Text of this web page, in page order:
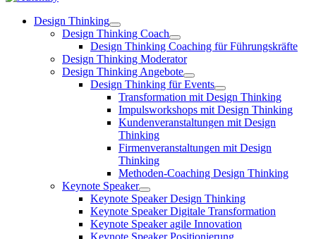
Design Thinking
Design Thinking Coach
Design Thinking Coaching für Führungskräfte
Design Thinking Moderator
Design Thinking Angebote
Design Thinking für Events
Transformation mit Design Thinking
Impulsworkshops mit Design Thinking
Kundenveranstaltungen mit Design
Thinking
Firmenveranstaltungen mit Design
Thinking
Methoden-Coaching Design Thinking
Keynote Speaker
Keynote Speaker Design Thinking
Keynote Speaker Digitale Transformation
Keynote Speaker agile Innovation